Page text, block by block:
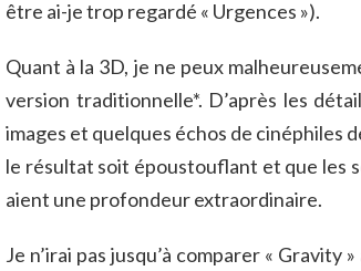
être ai-je trop regardé « Urgences »).
Quant à la 3D, je ne peux
version traditionnelle*. D’après les
images et quelques échos de cinéphiles
le résultat soit époustouflant et que les
aient une profondeur extraordinaire.
Je n’irai pas jusqu’à comparer « Gravity